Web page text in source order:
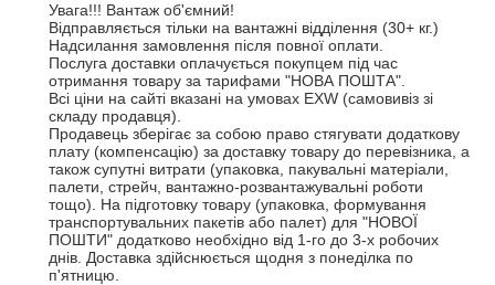
Увага!!! Вантаж об'ємний!
Відправляється тільки на вантажні відділення (30+ кг.)
Надсилання замовлення після повної оплати.
Послуга доставки оплачується покупцем під час
отримання товару за тарифами "НОВА ПОШТА".
Всі ціни на сайті вказані на умовах EXW (самовивіз зі
складу продавця).
Продавець зберігає за собою право стягувати додаткову
плату (компенсацію) за доставку товару до перевізника, а
також супутні витрати (упаковка, пакувальні матеріали,
палети, стрейч, вантажно-розвантажувальні роботи
тощо). На підготовку товару (упаковка, формування
транспортувальних пакетів або палет) для "НОВОЇ
ПОШТИ" додатково необхідно від 1-го до 3-х робочих
днів. Доставка здійснюється щодня з понеділка по
п'ятницю.